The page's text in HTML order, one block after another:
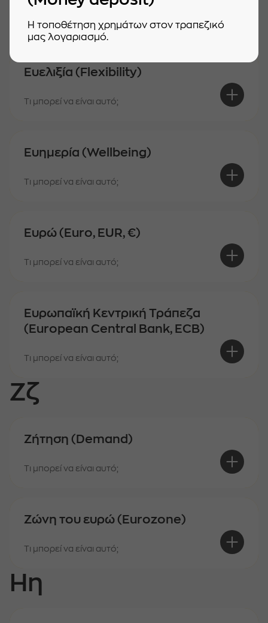
Τι μπορεί να είναι αυτό;
Ευελιξία (Flexibility)
Τι μπορεί να είναι αυτό;
Ευημερία (Wellbeing)
Τι μπορεί να είναι αυτό;
Ευρώ (Euro, EUR, €)
Τι μπορεί να είναι αυτό;
Ευρωπαϊκή Κεντρική Τράπεζα
(European Central Bank, ECB)
Τι μπορεί να είναι αυτό;
Ζζ
Ζήτηση (Demand)
Τι μπορεί να είναι αυτό;
Ζώνη του ευρώ (Eurozone)
Τι μπορεί να είναι αυτό;
Ηη
Η τοποθέτηση χρημάτων στον τραπεζικό
μας λογαριασμό.